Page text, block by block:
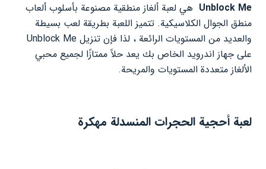
Unblock Me هي لعبة ألغاز منطقية مصنوعة بأسلوب ألعاب
منطق الجوال الكلاسيكية. تتميز اللعبة بطريقة لعب بسيطة
والعديد من المستويات الرائعة ، لذا فإن تنزيل Unblock Me
على جهاز اندرويد الخاص بك يعد حلاً ممتازًا لجميع محبي
الألغاز متعددة المستويات والمريحة.
لعبة أحجية الحجرات المنسدلة مهكرة